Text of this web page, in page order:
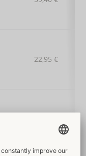
22,95 €